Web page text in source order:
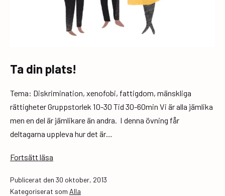
Ta din plats!
Tema: Diskrimination, xenofobi, fattigdom, mänskliga
rättigheter Gruppstorlek 10-30 Tid 30-60min Vi är alla jämlika
men en del är jämlikare än andra. I denna övning får
deltagarna uppleva hur det är…
Fortsätt läsa
plats!
Publicerat den 30 oktober, 2013
Kategoriserat som Alla